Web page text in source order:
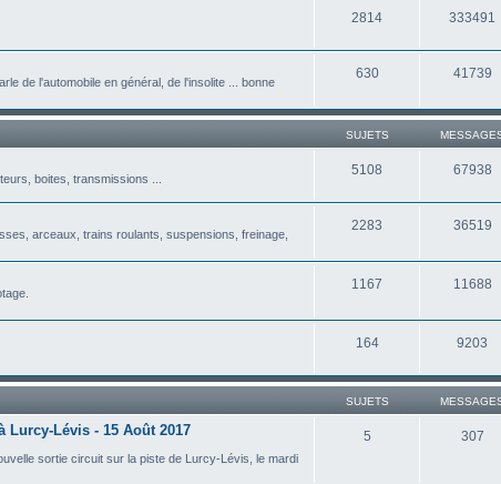
2814 333491
de l'automobile en général, de l'insolite ... bonne
630 41739
SUJETS
boites, transmissions ...
5108 67938
arceaux, trains roulants, suspensions, freinage,
2283 36519
1167 11688
164 9203
SUJETS
Lurcy-Lévis - 15 Août 2017
sortie circuit sur la piste de Lurcy-Lévis, le mardi
5 307